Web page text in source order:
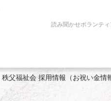
読み聞かせボランテ
秩父福祉会 採用情報（お祝い金情